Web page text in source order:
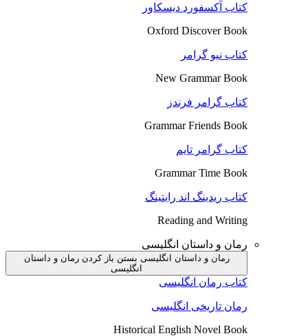
کتاب آکسفورد دیسکاور
Oxford Discover Book
کتاب نیو گرامر
New Grammar Book
کتاب گرامر فرندز
Grammar Friends Book
کتاب گرامر تایم
Grammar Time Book
کتاب ریدینگ اند رایتینگ
Reading and Writing
رمان و داستان انگلیسی
رمان و داستان انگلیسی بستن باز کردن رمان و داستان
انگلیسی
کتاب رمان انگلیسی
رمان تاریخی انگلیسی
Historical English Novel Book